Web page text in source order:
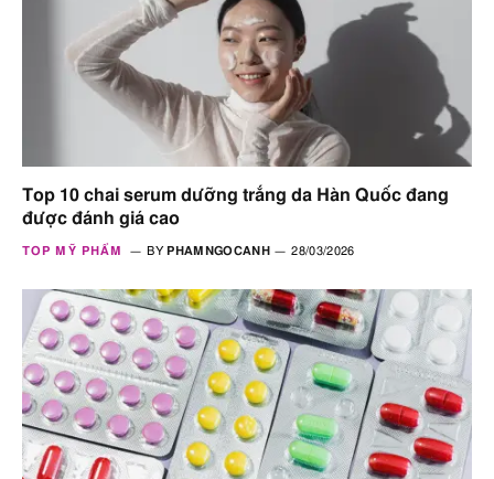
Top 10 chai serum dưỡng trắng da Hàn Quốc đang
được đánh giá cao
TOP MỸ PHẨM BY PHAMNGOCANH 28/03/2026